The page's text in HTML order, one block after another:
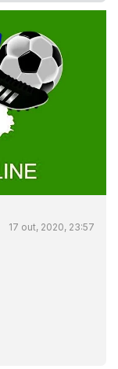
17 out, 2020, 23:57